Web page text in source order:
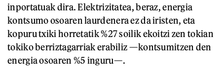
inportatuak dira. Elektrizitatea, beraz, energia
kontsumo osoaren laurdenera ez da iristen, eta
kopuru txiki horretatik %27 soilik ekoitzi zen tokian
tokiko berriztagarriak erabiliz —kontsumitzen den
energia osoaren %5 inguru—.